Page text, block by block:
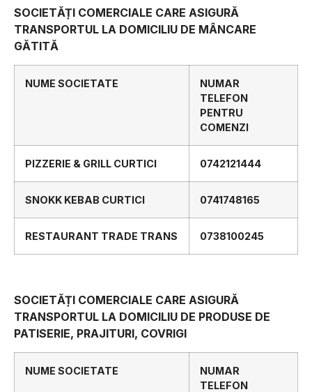
SOCIETĂȚI COMERCIALE CARE ASIGURĂ
TRANSPORTUL LA DOMICILIU DE MÂNCARE
GĂTITĂ
NUME SOCIETATE
NUMAR
TELEFON
PENTRU
COMENZI
PIZZERIE & GRILL CURTICI 0742121444
SNOKK KEBAB CURTICI 0741748165
RESTAURANT TRADE TRANS 0738100245
SOCIETĂȚI COMERCIALE CARE ASIGURĂ
TRANSPORTUL LA DOMICILIU DE PRODUSE DE
PATISERIE, PRAJITURI, COVRIGI
NUME SOCIETATE
NUMAR
TELEFON